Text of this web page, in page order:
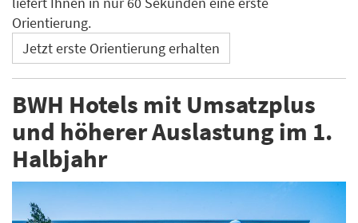
Orientierung.
Jetzt erste Orientierung erhalten
BWH Hotels mit Umsatzplus
und höherer Auslastung im 1.
Halbjahr